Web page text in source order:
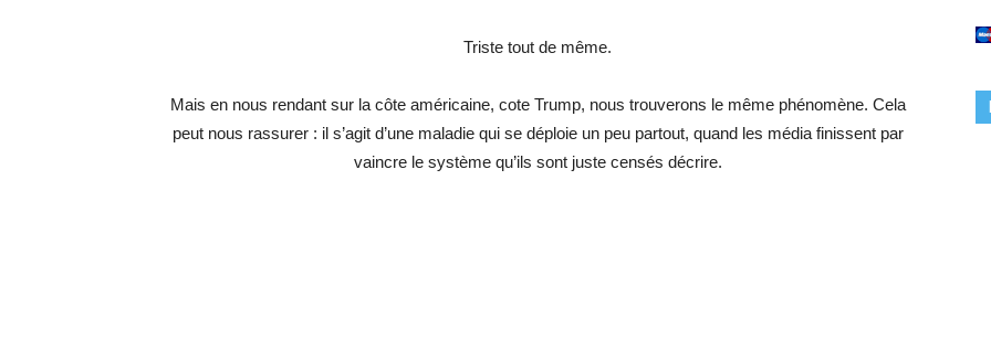
Triste tout de même.
Mais en nous rendant sur la côte américaine, cote Trump, nous trouverons le même phénomène. Cela
peut nous rassurer : il s’agit d’une maladie qui se déploie un peu partout, quand les média finissent par
vaincre le système qu’ils sont juste censés décrire.